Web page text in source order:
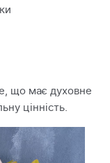
що має духовне
цінність.